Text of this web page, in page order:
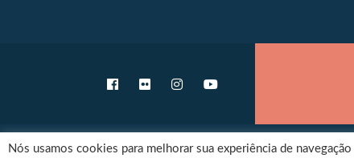
Nós usamos cookies para melhorar sua experiência de